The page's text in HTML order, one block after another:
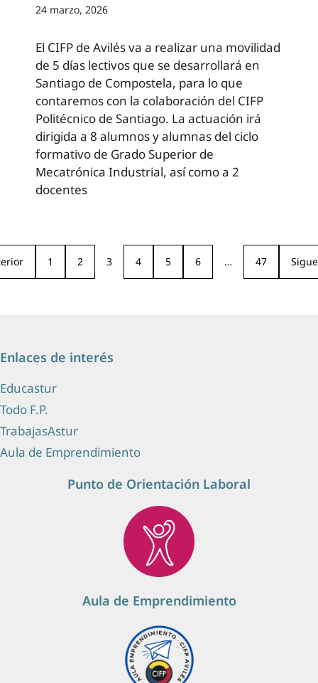
24 marzo, 2026
El CIFP de Avilés va a realizar una movilidad
de 5 días lectivos que se desarrollará en
Santiago de Compostela, para lo que
contaremos con la colaboración del CIFP
Politécnico de Santiago. La actuación irá
dirigida a 8 alumnos y alumnas del ciclo
formativo de Grado Superior de
Mecatrónica Industrial, así como a 2
docentes
1 2 3 4 5 6 … 47
Enlaces de interés
Educastur
Todo F.P.
TrabajasAstur
Aula de Emprendimiento
Punto de Orientación Laboral
Aula de Emprendimiento